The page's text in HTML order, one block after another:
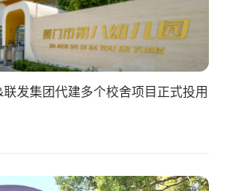
发集团代建多个校舍项目正式投用